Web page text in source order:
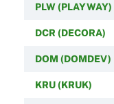
PLW (PLAYWAY)
DCR (DECORA)
DOM (DOMDEV)
KRU (KRUK)